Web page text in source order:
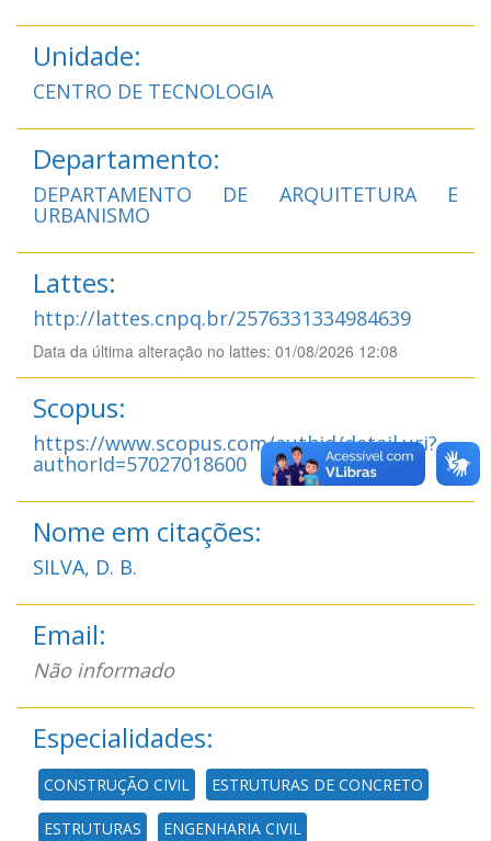
Unidade:
CENTRO DE TECNOLOGIA
Departamento:
DEPARTAMENTO DE ARQUITETURA E
URBANISMO
Lattes:
http://lattes.cnpq.br/2576331334984639
Data da última alteração no lattes: 01/08/2026 12:08
Scopus:
https://www.scopus.com/authid/detail.uri?
authorId=57027018600
Nome em citações:
SILVA, D. B.
Email:
Não informado
Especialidades:
CONSTRUÇÃO CIVIL ESTRUTURAS DE CONCRETO
ESTRUTURAS ENGENHARIA CIVIL